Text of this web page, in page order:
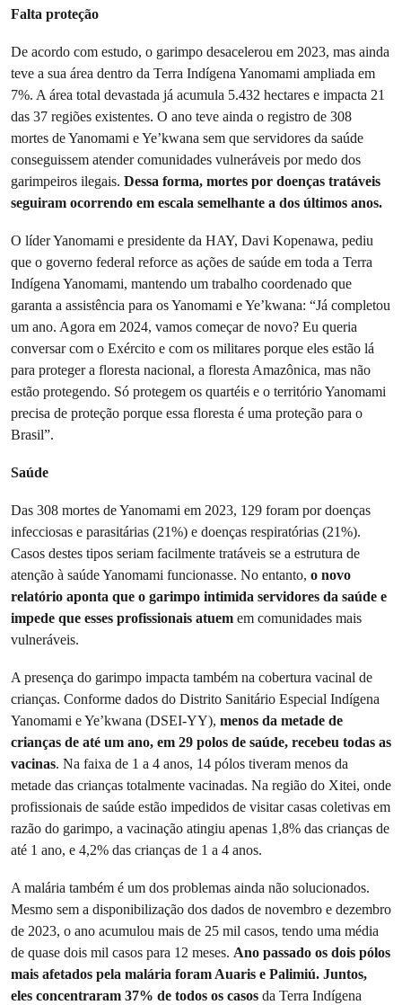
Falta proteção
De acordo com estudo, o garimpo desacelerou em 2023, mas ainda
teve a sua área dentro da Terra Indígena Yanomami ampliada em
7%. A área total devastada já acumula 5.432 hectares e impacta 21
das 37 regiões existentes. O ano teve ainda o registro de 308
mortes de Yanomami e Ye’kwana sem que servidores da saúde
conseguissem atender comunidades vulneráveis por medo dos
garimpeiros ilegais. Dessa forma, mortes por doenças tratáveis
seguiram ocorrendo em escala semelhante a dos últimos anos.
O líder Yanomami e presidente da HAY, Davi Kopenawa, pediu
que o governo federal reforce as ações de saúde em toda a Terra
Indígena Yanomami, mantendo um trabalho coordenado que
garanta a assistência para os Yanomami e Ye’kwana: “Já completou
um ano. Agora em 2024, vamos começar de novo? Eu queria
conversar com o Exército e com os militares porque eles estão lá
para proteger a floresta nacional, a floresta Amazônica, mas não
estão protegendo. Só protegem os quartéis e o território Yanomami
precisa de proteção porque essa floresta é uma proteção para o
Brasil”.
Saúde
Das 308 mortes de Yanomami em 2023, 129 foram por doenças
infecciosas e parasitárias (21%) e doenças respiratórias (21%).
Casos destes tipos seriam facilmente tratáveis se a estrutura de
atenção à saúde Yanomami funcionasse. No entanto, o novo
relatório aponta que o garimpo intimida servidores da saúde e
impede que esses profissionais atuem em comunidades mais
vulneráveis.
A presença do garimpo impacta também na cobertura vacinal de
crianças. Conforme dados do Distrito Sanitário Especial Indígena
Yanomami e Ye’kwana (DSEI-YY), menos da metade de
crianças de até um ano, em 29 polos de saúde, recebeu todas as
vacinas. Na faixa de 1 a 4 anos, 14 pólos tiveram menos da
metade das crianças totalmente vacinadas. Na região do Xitei, onde
profissionais de saúde estão impedidos de visitar casas coletivas em
razão do garimpo, a vacinação atingiu apenas 1,8% das crianças de
até 1 ano, e 4,2% das crianças de 1 a 4 anos.
A malária também é um dos problemas ainda não solucionados.
Mesmo sem a disponibilização dos dados de novembro e dezembro
de 2023, o ano acumulou mais de 25 mil casos, tendo uma média
de quase dois mil casos para 12 meses. Ano passado os dois pólos
mais afetados pela malária foram Auaris e Palimiú. Juntos,
eles concentraram 37% de todos os casos da Terra Indígena